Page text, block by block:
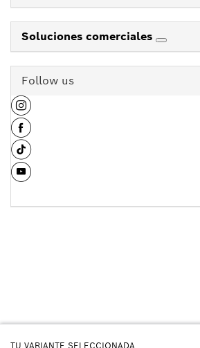
TU VARIANTE SELECCIONADA
Soluciones comerciales
Follow us